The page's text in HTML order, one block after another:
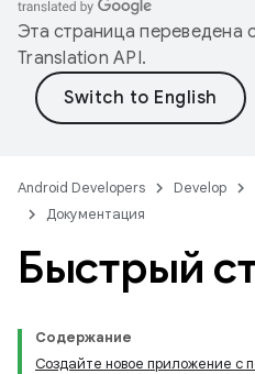
Эта страница переведена
Translation API.
Android Developers Develop
Документация
Быстрый
Содержание
Создайте новое приложение с